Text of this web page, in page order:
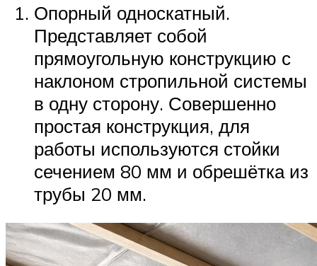
Опорный односкатный.
Представляет собой
прямоугольную конструкцию с
наклоном стропильной системы
в одну сторону. Совершенно
простая конструкция, для
работы используются стойки
сечением 80 мм и обрешётка из
трубы 20 мм.